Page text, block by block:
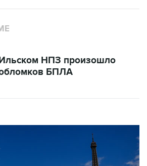
НПЗ произошло
БПЛА